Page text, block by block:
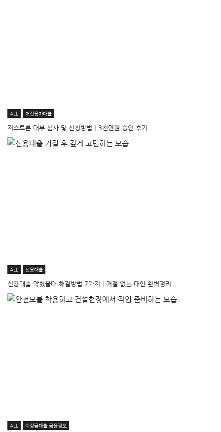
ALL 저신용자대출
저스트론 대부 심사 및 신청방법│3천만원 승인 후기
ALL 신용대출
신용대출 막혔을때 해결방법 7가지│거절 없는 대안 완벽정리
ALL 비상금대출·금융정보